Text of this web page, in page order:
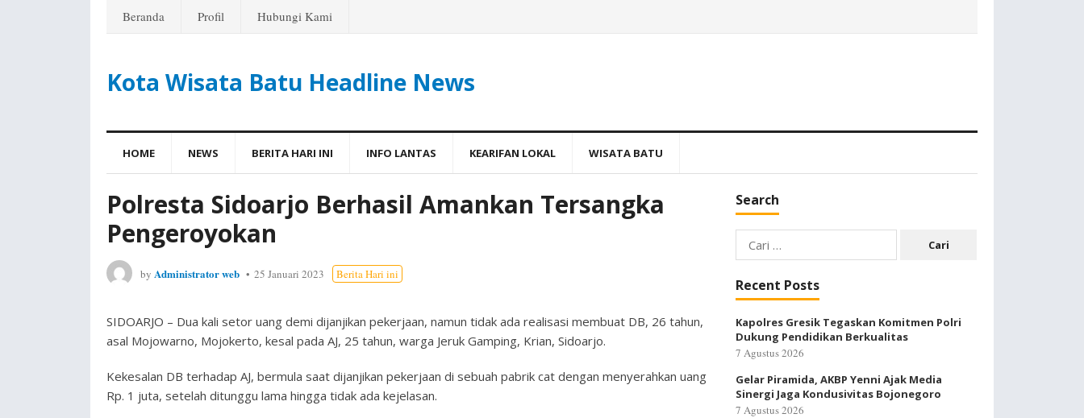
Beranda Profil Hubungi Kami
Kota Wisata Batu Headline News
HOME NEWS BERITA HARI INI INFO LANTAS KEARIFAN LOKAL WISATA BATU
Polresta Sidoarjo Berhasil Amankan Tersangka
Pengeroyokan
by Administrator web 25 Januari 2023 Berita Hari ini
SIDOARJO – Dua kali setor uang demi dijanjikan pekerjaan, namun tidak ada realisasi membuat DB, 26 tahun,
asal Mojowarno, Mojokerto, kesal pada AJ, 25 tahun, warga Jeruk Gamping, Krian, Sidoarjo.
Kekesalan DB terhadap AJ, bermula saat dijanjikan pekerjaan di sebuah pabrik cat dengan menyerahkan uang
Rp. 1 juta, setelah ditunggu lama hingga tidak ada kejelasan.
Search
Cari
untuk:
Recent Posts
Kapolres Gresik Tegaskan Komitmen Polri
Dukung Pendidikan Berkualitas
7 Agustus 2026
Gelar Piramida, AKBP Yenni Ajak Media
Sinergi Jaga Kondusivitas Bojonegoro
7 Agustus 2026